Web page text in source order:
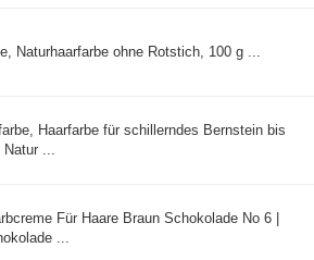
Naturhaarfarbe ohne Rotstich, 100 g ...
Haarfarbe für schillerndes Bernstein bis
...
Für Haare Braun Schokolade No 6 |
...